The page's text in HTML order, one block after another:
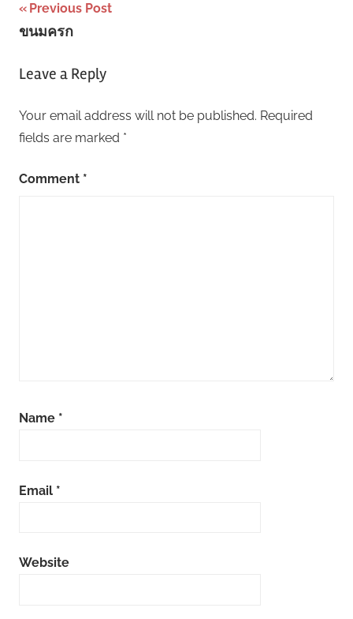
Post
navigation
Previous Post
ขนมครก
Leave a Reply
Your email address will not be published. Required
fields are marked *
Comment *
Name *
Email *
Website